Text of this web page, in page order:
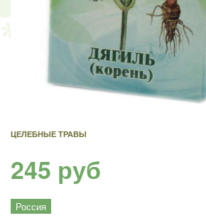
ЦЕЛЕБНЫЕ ТРАВЫ
245 руб
Россия